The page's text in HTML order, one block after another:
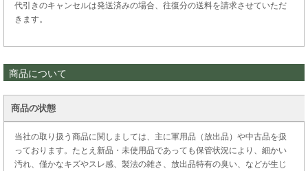
代引きのキャンセルは発送済みの場合、往復分の送料を請求させていただ
きます。
商品について
商品の状態
当社の取り扱う商品に関しましては、主に軍用品（放出品）や中古品を扱
っております。たとえ新品・未使用品であっても保管状況により、細かい
汚れ、僅かなキズやスレ感、製法の雑さ、放出品特有の臭い、などが生じ